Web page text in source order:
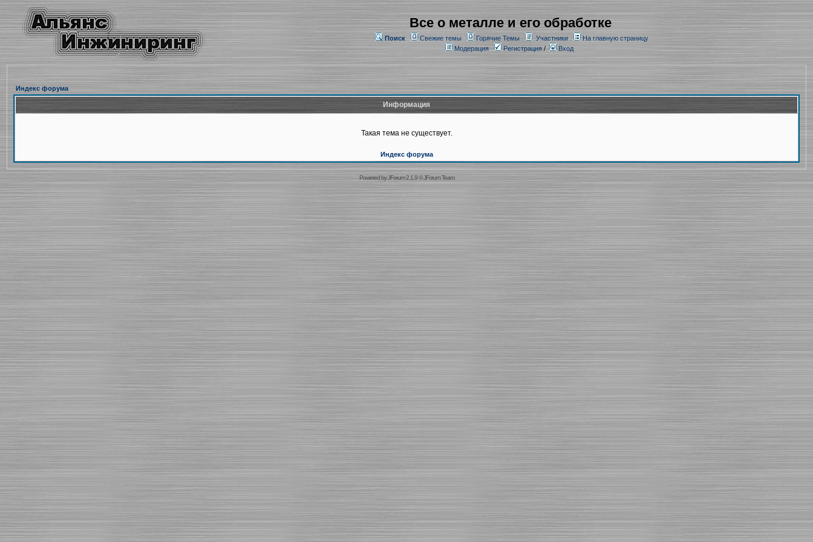
Все о металле и его обработке
Поиск Свежие темы Горячие Темы Участники
На главную страницу
Модерация
Регистрация/ Вход
Индекс форума
Информация
Такая тема не существует.
Индекс форума
Powered byJForum 2.1.9©JForum Team